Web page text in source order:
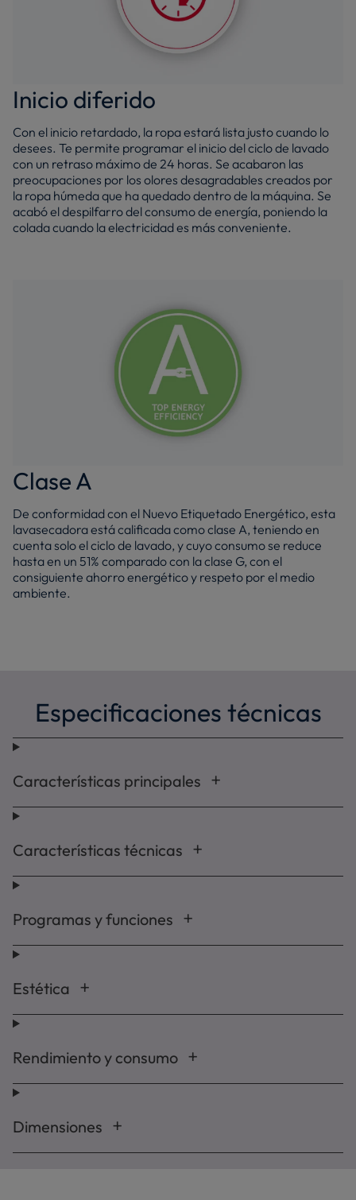
Inicio diferido
Con el inicio retardado, la ropa estará lista justo cuando lo
desees. Te permite programar el inicio del ciclo de lavado
con un retraso máximo de 24 horas. Se acabaron las
preocupaciones por los olores desagradables creados por
la ropa húmeda que ha quedado dentro de la máquina. Se
acabó el despilfarro del consumo de energía, poniendo la
colada cuando la electricidad es más conveniente.
Clase A
De conformidad con el Nuevo Etiquetado Energético, esta
lavasecadora está calificada como clase A, teniendo en
cuenta solo el ciclo de lavado, y cuyo consumo se reduce
hasta en un 51% comparado con la clase G, con el
consiguiente ahorro energético y respeto por el medio
ambiente.
Especificaciones técnicas
Características principales
Características técnicas
Programas y funciones
Estética
Rendimiento y consumo
Dimensiones